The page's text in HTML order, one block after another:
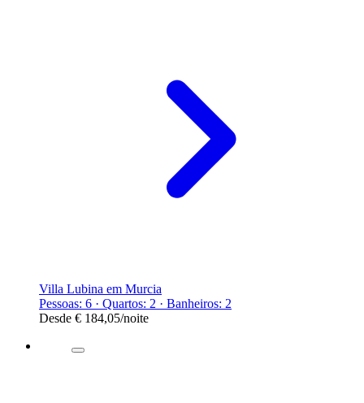
Villa Lubina em Murcia
Pessoas: 6 · Quartos: 2 · Banheiros: 2
Desde € 184,05/noite